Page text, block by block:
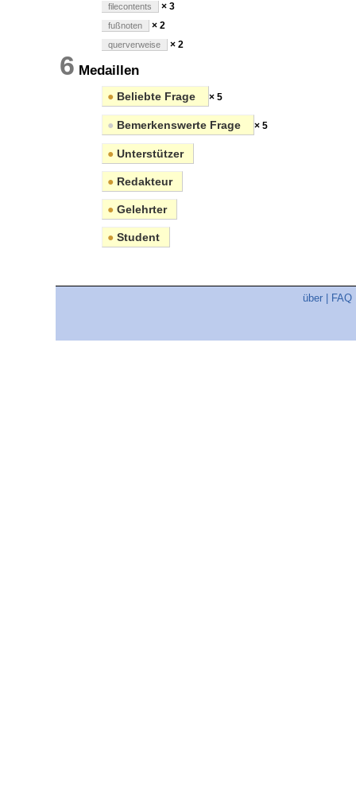
filecontents × 3
fußnoten × 2
querverweise × 2
6 Medaillen
● Beliebte Frage × 5
● Bemerkenswerte Frage × 5
● Unterstützer
● Redakteur
● Gelehrter
● Student
über FAQ